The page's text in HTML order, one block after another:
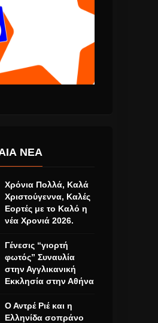
ΝΕΑ
Χρόνια Πολλά, Καλά
Χριστούγεννα, Καλές
Εορτές με το Καλό η
νέα Χρονιά 2026.
Γένεσις “γιορτή
φωτός” Συναυλία
στην Αγγλικανική
Εκκλησία στην Αθήνα
Ο Αντρέ Ριέ και η
Ελληνίδα σοπράνο